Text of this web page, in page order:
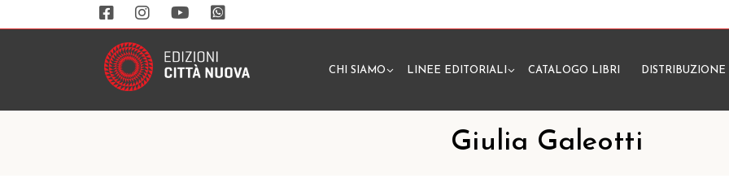
CHI SIAMO LINEE EDITORIALI CATALOGO LIBRI DISTRIBUZIONE
Giulia Galeotti